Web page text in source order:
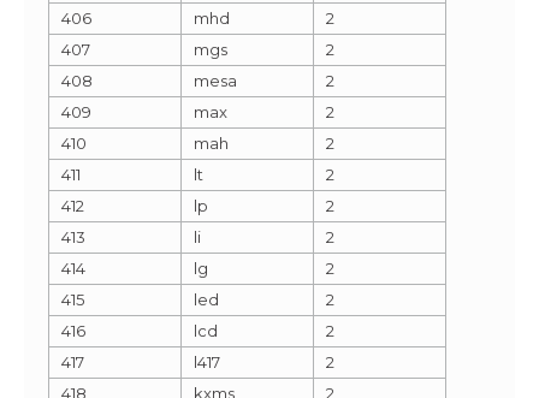
406
mhd
2
407
mgs
2
408
mesa
2
409
max
2
410
mah
2
411
lt
2
412
lp
2
413
li
2
414
lg
2
415
led
2
416
lcd
2
417
l417
2
418
kxms 2